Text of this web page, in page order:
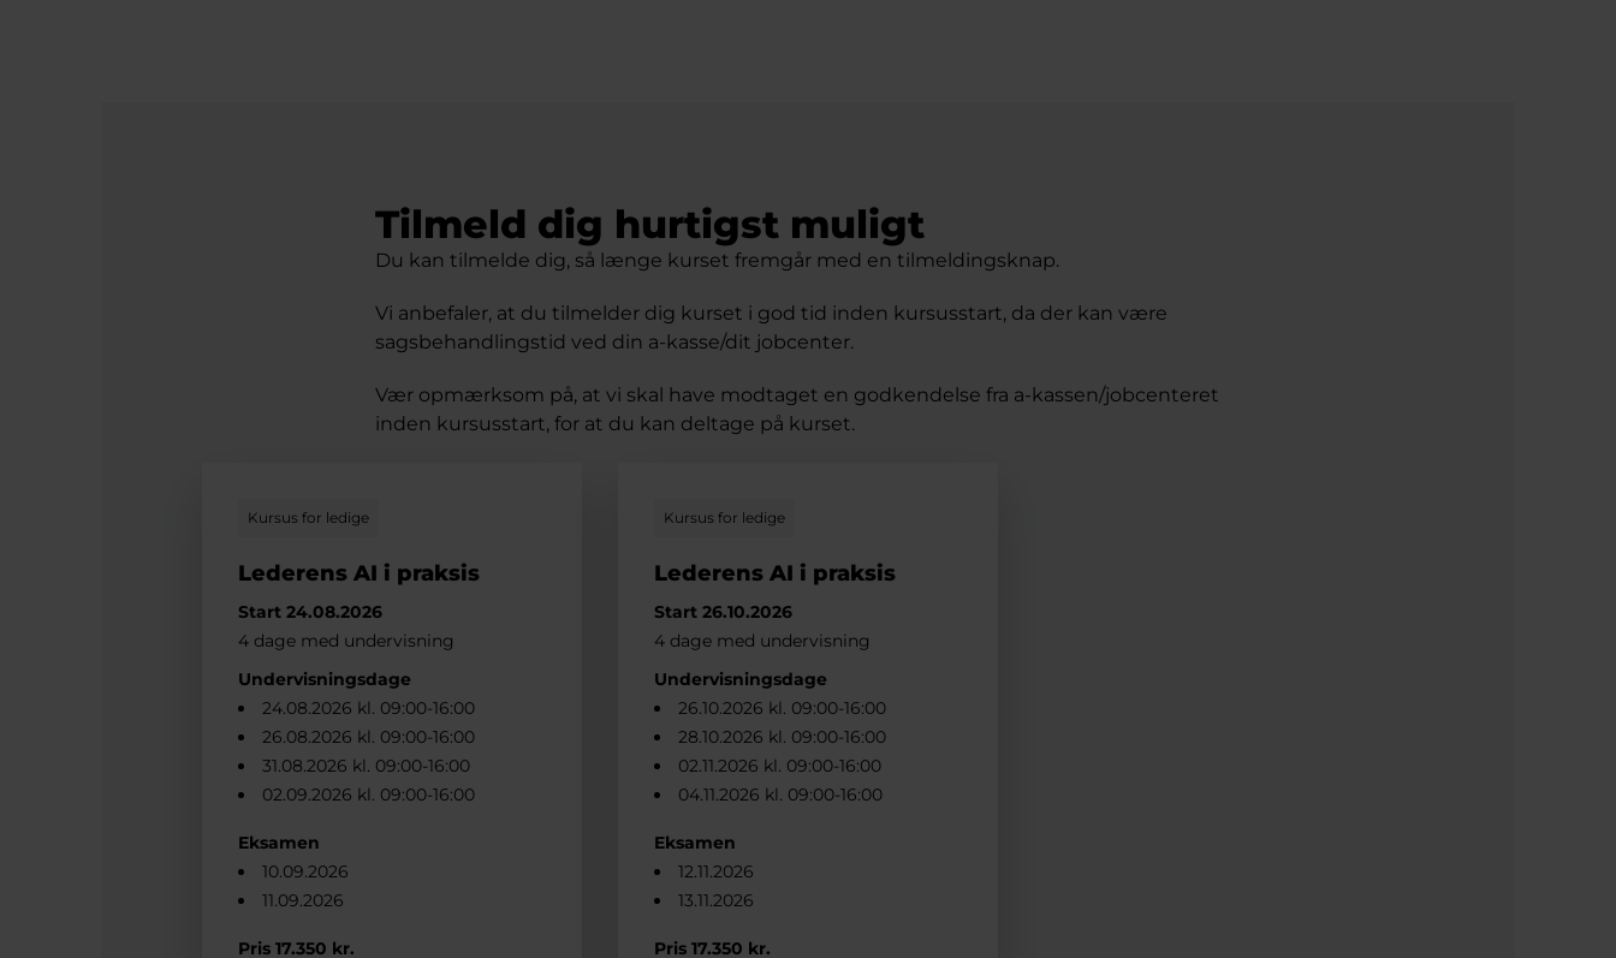
Tilmeld dig hurtigst muligt
Du kan tilmelde dig, så længe kurset fremgår med en tilmeldingsknap.
Vi anbefaler, at du tilmelder dig kurset i god tid inden kursusstart, da der kan være
sagsbehandlingstid ved din a-kasse/dit jobcenter.
Vær opmærksom på, at vi skal have modtaget en godkendelse fra a-kassen/jobcenteret
inden kursusstart, for at du kan deltage på kurset.
Kursus for ledige
Lederens AI i praksis
Start 24.08.2026
4 dage med undervisning
Undervisningsdage
24.08.2026 kl. 09:00-16:00
26.08.2026 kl. 09:00-16:00
31.08.2026 kl. 09:00-16:00
02.09.2026 kl. 09:00-16:00
Eksamen
10.09.2026
11.09.2026
Pris 17.350 kr.
Kursus for ledige
Lederens AI i praksis
Start 26.10.2026
4 dage med undervisning
Undervisningsdage
26.10.2026 kl. 09:00-16:00
28.10.2026 kl. 09:00-16:00
02.11.2026 kl. 09:00-16:00
04.11.2026 kl. 09:00-16:00
Eksamen
12.11.2026
13.11.2026
Pris 17.350 kr.